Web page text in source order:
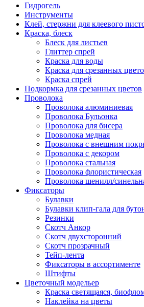
Гидрогель
Инструменты
Клей, стержни для клеевого
Краска, блеск
Блеск для листьев
Глиттер спрей
Краска для воды
Краска для срезанных
Краска спрей
Подкормка для срезанных цветов
Проволока
Проволока алюминиевая
Проволока Бульонка
Проволока для бисера
Проволока медная
Проволока с внешним
Проволока с декором
Проволока стальная
Проволока флористическая
Проволока шенилл/
Фиксаторы
Булавки
Булавки клип-гала для
Резинки
Скотч Анкор
Скотч двухсторонний
Скотч прозрачный
Тейп-лента
Фиксаторы в ассортименте
Штифты
Цветочный модельер
Краска светящаяся,
Наклейка на цветы